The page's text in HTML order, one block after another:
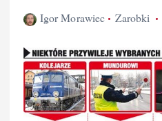
Igor Morawiec Zarobki